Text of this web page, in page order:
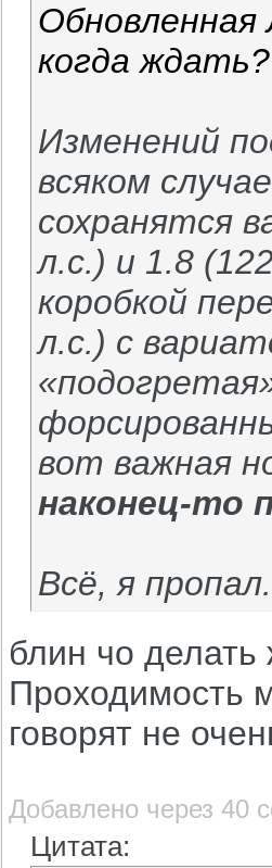
когда ждать?
Изменений
всяком
сохранятся
л.с.) и 1.8
коробкой
л.с.) с
вот важная
наконец-то
Всё, я
блин чо делать
Проходимость
говорят не
Добавлено через 40
Цитата: